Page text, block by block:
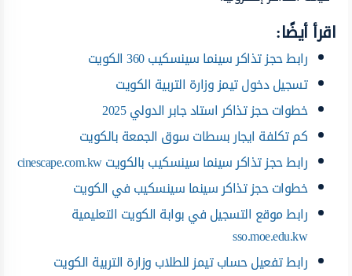
اقرأ أيضًا:
رابط حجز تذاكر سينما سينسكيب 360 الكويت
تسجيل دخول تيمز وزارة التربية الكويت
خطوات حجز تذاكر استاد جابر الدولي 2025
كم تكلفة ايجار بسطات سوق الجمعة بالكويت
رابط حجز تذاكر سينما سينسكيب بالكويت cinescape.com.kw
خطوات حجز تذاكر سينما سينسكيب في الكويت
رابط موقع التسجيل في بوابة الكويت التعليمية
sso.moe.edu.kw
رابط تفعيل حساب تيمز للطلاب وزارة التربية الكويت